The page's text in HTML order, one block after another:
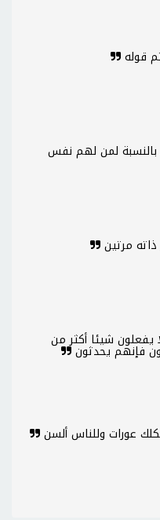
قوله
بالنسبة لمن لهم نفس
مرتين
يفعلون شيئا أكثر من
فإنهم يحدثون
عورات وللناس ألسن